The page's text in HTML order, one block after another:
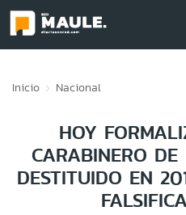
Inicio Nacional
HOY
CARABINERO
DESTITUIDO EN